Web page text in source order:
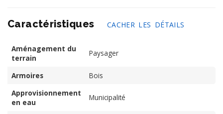
Caractéristiques CACHER LES DÉTAILS
Aménagement du
terrain
Paysager
Armoires
Bois
Approvisionnement
en eau
Municipalité